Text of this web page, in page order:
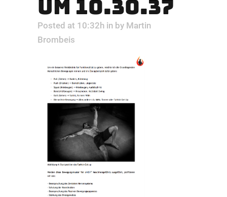
UM 10.30.37
Posted at 10:32h in by Martin
Brombeis